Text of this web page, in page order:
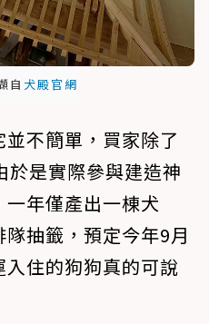
自 犬殿官網
不簡單，買家除了
於是實際參與建造神
年僅產出一棟犬
抽籤，預定今年9月
住的狗狗真的可說